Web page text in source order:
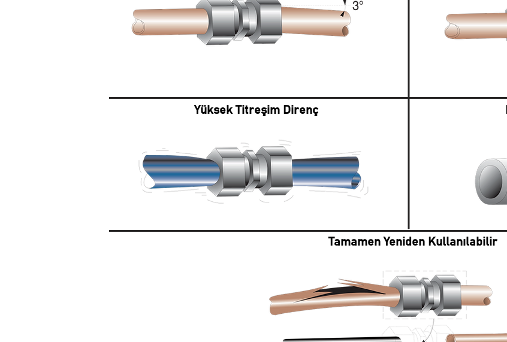
Yüksek Titreşim Direnç
Tamamen Yeniden Kullanılabilir